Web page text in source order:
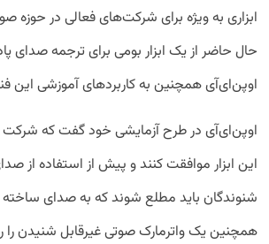
ابزاری به ویژه برای شرکت‌های فعالی در حوزه
حال حاضر از یک ابزار بومی برای ترجمه
اوپن‌ای‌آی همچنین به کاربرد‌های آموزشی این
اوپن‌ای‌آی در طرح آزمایشی خود گفت که شرکت
این ابزار موافقت کنند و پیش از استفاده از
شنوندگان باید مطلع شوند که به صدای
همچنین یک واترمارک صوتی غیرقابل شنیدن را